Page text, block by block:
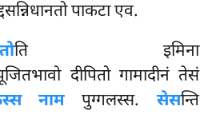
पाकटा एव.
ति इमिना
दीपितो गामादीनं तेसं
नाम पुग्गलस्स. सेसन्ति